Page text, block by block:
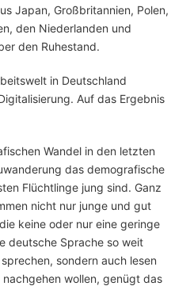
Japan, Großbritannien, Polen,
den Niederlanden und
den Ruhestand.
in Deutschland
Auf das Ergebnis
Wandel in den letzten
das demografische
Flüchtlinge jung sind. Ganz
nicht nur junge und gut
keine oder nur eine geringe
deutsche Sprache so weit
sondern auch lesen
wollen, genügt das